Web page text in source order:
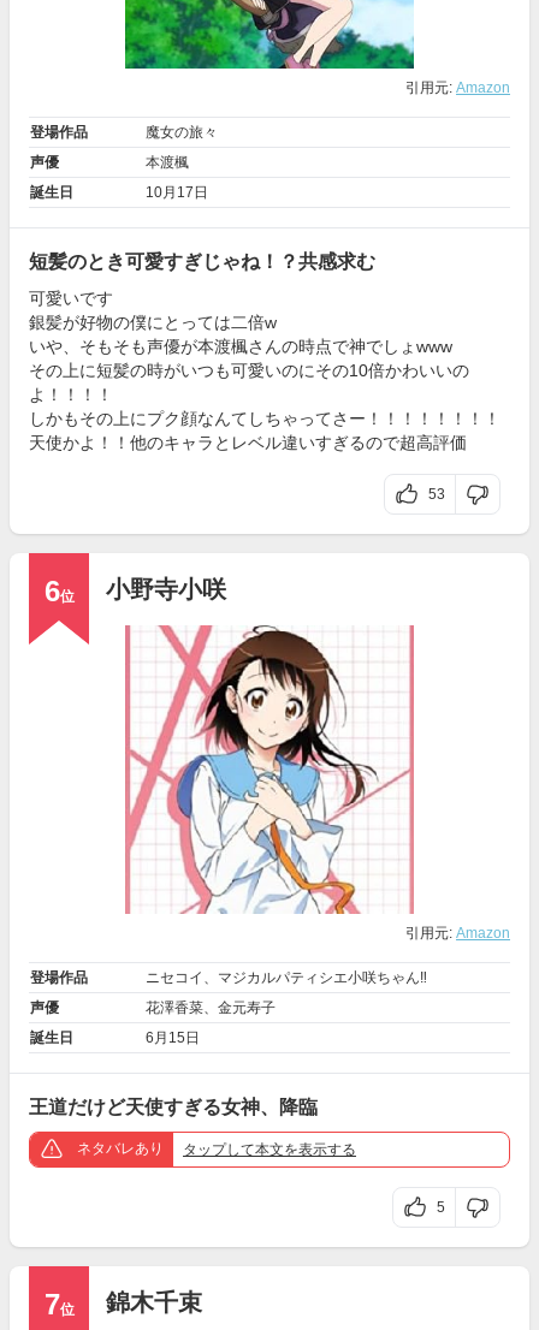
引用元: Amazon
登場作品
魔女の旅々
声優
本渡楓
誕生日
10月17日
短髪のとき可愛すぎじゃね！？共感求む
可愛いです
銀髪が好物の僕にとっては二倍w
いや、そもそも声優が本渡楓さんの時点で神でしょwww
その上に短髪の時がいつも可愛いのにその10倍かわいいの
よ！！！！
しかもその上にプク顔なんてしちゃってさー！！！！！！！！
天使かよ！！他のキャラとレベル違いすぎるので超高評価
53
6位 小野寺小咲
引用元: Amazon
登場作品 ニセコイ
マジカルパティシエ小咲ちゃん‼︎
声優
花澤香菜
金元寿子
誕生日
6月15日
王道だけど天使すぎる女神、降臨
ネタバレあり タップして本文を表示する
5
7位 錦木千束